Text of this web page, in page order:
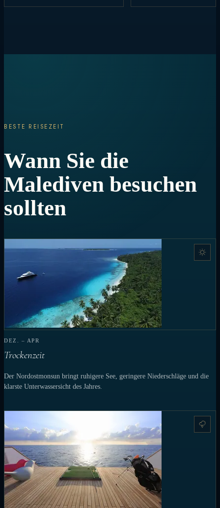
BESTE REISEZEIT
Wann Sie die
Malediven besuchen
sollten
DEZ. – APR
Trockenzeit
Der Nordostmonsun bringt ruhigere See, geringere Niederschläge und die
klarste Unterwassersicht des Jahres.